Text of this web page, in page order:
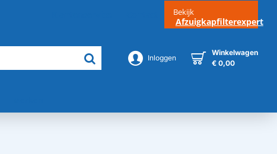
Bekijk
Afzuigkapfilterexpert
Inloggen
Winkelwagen
€ 0,00